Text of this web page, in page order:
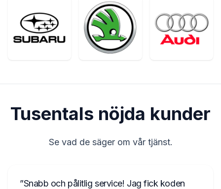
Tusentals nöjda kunder
Se vad de säger om vår tjänst.
Snabb och pålitlig service! Jag fick koden